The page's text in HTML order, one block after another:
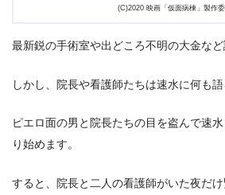
(C)2020 映画「仮面病棟」製作
最新鋭の手術室や出どころ不明の大金など
しかし、院長や看護師たちは速水に何も語
ピエロ面の男と院長たちの目を盗んで速
り始めます。
すると、院長と二人の看護師がいた夜だ